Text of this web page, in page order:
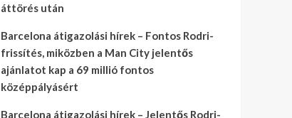
áttörés után
Barcelona átigazolási hírek – Fontos Rodri-
frissítés, miközben a Man City jelentős
ajánlatot kap a 69 millió fontos
középpályásért
Barcelona átigazolási hírek – Jelentős Rodri-